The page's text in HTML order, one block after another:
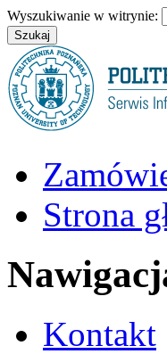
Wyszukiwanie w witrynie:
Strona
Kontakt